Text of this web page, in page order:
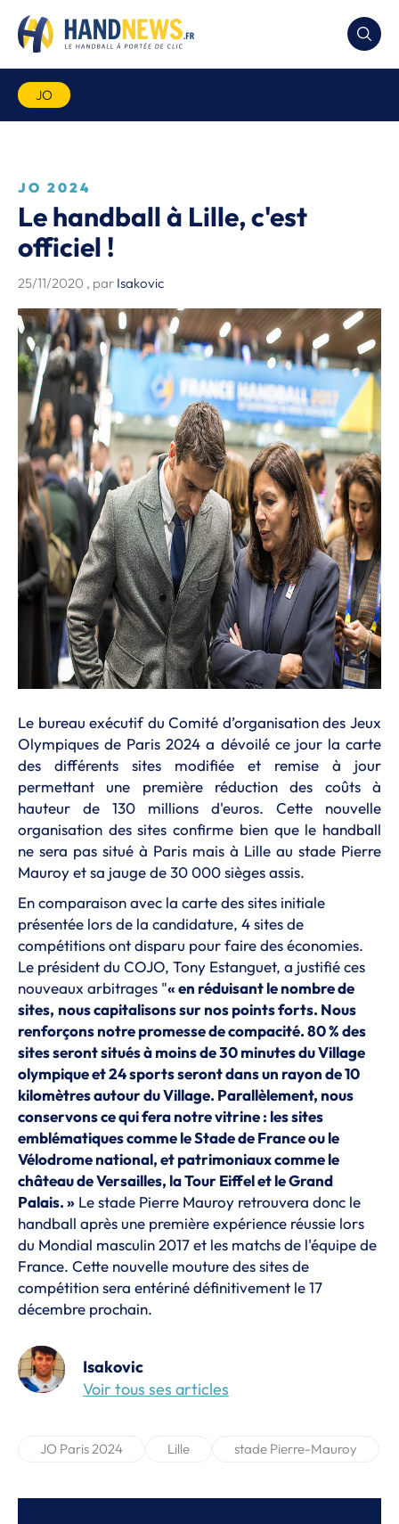
JO
JO 2024
Le handball à Lille, c'est
officiel !
25/11/2020 , par Isakovic
Le bureau exécutif du Comité d’organisation des Jeux
Olympiques de Paris 2024 a dévoilé ce jour la carte
des différents sites modifiée et remise à jour
permettant une première réduction des coûts à
hauteur de 130 millions d'euros. Cette nouvelle
organisation des sites confirme bien que le handball
ne sera pas situé à Paris mais à Lille au stade Pierre
Mauroy et sa jauge de 30 000 sièges assis.
En comparaison avec la carte des sites initiale
présentée lors de la candidature, 4 sites de
compétitions ont disparu pour faire des économies.
Le président du COJO, Tony Estanguet, a justifié ces
nouveaux arbitrages "« en réduisant le nombre de
sites, nous capitalisons sur nos points forts. Nous
renforçons notre promesse de compacité. 80 % des
sites seront situés à moins de 30 minutes du Village
olympique et 24 sports seront dans un rayon de 10
kilomètres autour du Village. Parallèlement, nous
conservons ce qui fera notre vitrine : les sites
emblématiques comme le Stade de France ou le
Vélodrome national, et patrimoniaux comme le
château de Versailles, la Tour Eiffel et le Grand
Palais. » Le stade Pierre Mauroy retrouvera donc le
handball après une première expérience réussie lors
du Mondial masculin 2017 et les matchs de l'équipe de
France. Cette nouvelle mouture des sites de
compétition sera entériné définitivement le 17
décembre prochain.
Isakovic
Voir tous ses articles
JO Paris 2024 Lille stade Pierre-Mauroy